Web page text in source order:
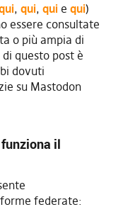
, qui, qui e qui)
essere consultate
o più ampia di
questo post è
dovuti
su Mastodon
il
federate: